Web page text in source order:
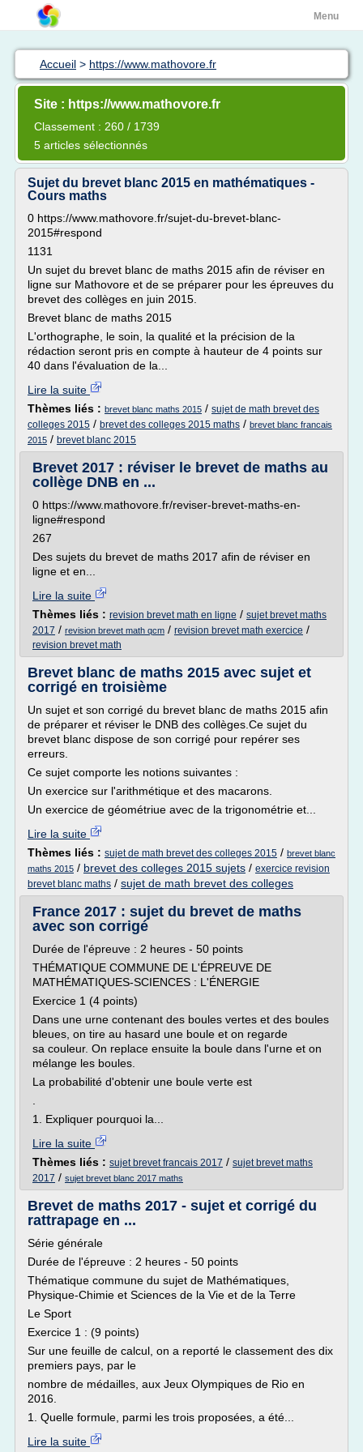
Menu
Accueil > https://www.mathovore.fr
Site : https://www.mathovore.fr
Classement : 260 / 1739
5 articles sélectionnés
Sujet du brevet blanc 2015 en mathématiques -
Cours maths
0 https://www.mathovore.fr/sujet-du-brevet-blanc-
2015#respond
1131
Un sujet du brevet blanc de maths 2015 afin de réviser en
ligne sur Mathovore et de se préparer pour les épreuves du
brevet des collèges en juin 2015.
Brevet blanc de maths 2015
L'orthographe, le soin, la qualité et la précision de la
rédaction seront pris en compte à hauteur de 4 points sur
40 dans l'évaluation de la...
Lire la suite
Thèmes liés : brevet blanc maths 2015 / sujet de math brevet des
colleges 2015 / brevet des colleges 2015 maths / brevet blanc francais
2015 / brevet blanc 2015
Brevet 2017 : réviser le brevet de maths au
collège DNB en ...
0 https://www.mathovore.fr/reviser-brevet-maths-en-
ligne#respond
267
Des sujets du brevet de maths 2017 afin de réviser en
ligne et en...
Lire la suite
Thèmes liés : revision brevet math en ligne / sujet brevet maths
2017 / revision brevet math qcm / revision brevet math exercice /
revision brevet math
Brevet blanc de maths 2015 avec sujet et
corrigé en troisième
Un sujet et son corrigé du brevet blanc de maths 2015 afin
de préparer et réviser le DNB des collèges.Ce sujet du
brevet blanc dispose de son corrigé pour repérer ses
erreurs.
Ce sujet comporte les notions suivantes :
Un exercice sur l'arithmétique et des macarons.
Un exercice de géométriue avec de la trigonométrie et...
Lire la suite
Thèmes liés : sujet de math brevet des colleges 2015 / brevet blanc
maths 2015 / brevet des colleges 2015 sujets / exercice revision
brevet blanc maths / sujet de math brevet des colleges
France 2017 : sujet du brevet de maths
avec son corrigé
Durée de l'épreuve : 2 heures - 50 points
THÉMATIQUE COMMUNE DE L'ÉPREUVE DE
MATHÉMATIQUES-SCIENCES : L'ÉNERGIE
Exercice 1 (4 points)
Dans une urne contenant des boules vertes et des boules
bleues, on tire au hasard une boule et on regarde
sa couleur. On replace ensuite la boule dans l'urne et on
mélange les boules.
La probabilité d'obtenir une boule verte est
1. Expliquer pourquoi la...
Lire la suite
Thèmes liés : sujet brevet francais 2017 / sujet brevet maths
2017 / sujet brevet blanc 2017 maths
Brevet de maths 2017 - sujet et corrigé du
rattrapage en ...
Série générale
Durée de l'épreuve : 2 heures - 50 points
Thématique commune du sujet de Mathématiques,
Physique-Chimie et Sciences de la Vie et de la Terre
Le Sport
Exercice 1 : (9 points)
Sur une feuille de calcul, on a reporté le classement des dix
premiers pays, par le
nombre de médailles, aux Jeux Olympiques de Rio en
2016.
1. Quelle formule, parmi les trois proposées, a été...
Lire la suite